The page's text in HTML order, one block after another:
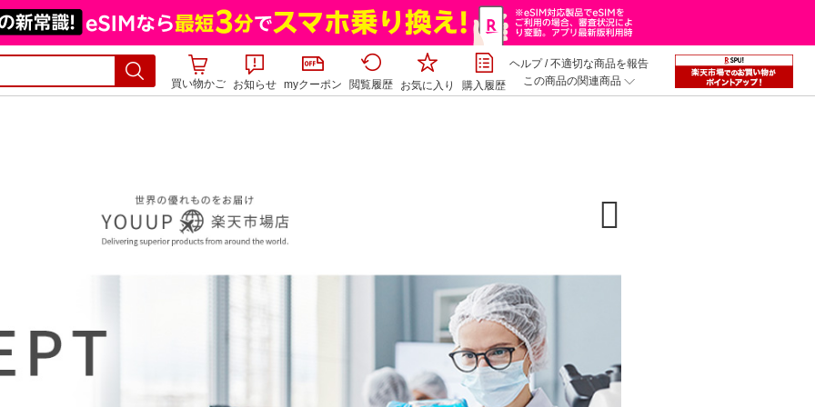
買い物かご お知らせ myクーポン 閲覧履歴 お気に入り 購入履歴
ヘルプ/不適切な商品を報告
この商品の関連商品